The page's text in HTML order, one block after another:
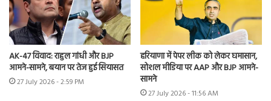
AK-47 विवाद: राहुल गांधी और BJP
आमने-सामने, बयान पर तेज हुई सियासत
27 July 2026 - 2:59 PM
हरियाणा में पेपर लीक को लेकर घमासान,
सोशल मीडिया पर AAP और BJP आमने-
सामने
27 July 2026 - 11:56 AM